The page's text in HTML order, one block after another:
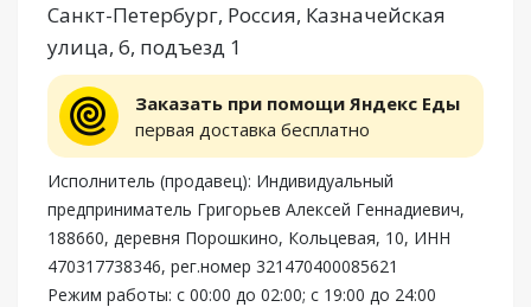
Санкт-Петербург, Россия, Казначейская
улица, 6, подъезд 1
Заказать при помощи Яндекс Еды
первая доставка бесплатно
Исполнитель (продавец): Индивидуальный
предприниматель Григорьев Алексей Геннадиевич,
188660, деревня Порошкино, Кольцевая, 10, ИНН
470317738346, рег.номер 321470400085621
Режим работы: с 00:00 до 02:00; с 19:00 до 24:00